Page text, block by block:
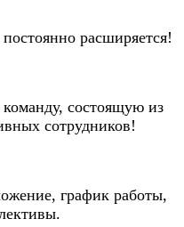
расширяется!
команду, состоящую из
сотрудников!
график работы,